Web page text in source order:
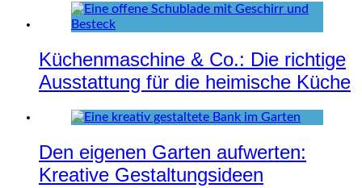
Küchenmaschine & Co.: Die richtige
Ausstattung für die heimische Küche
Den eigenen Garten aufwerten:
Kreative Gestaltungsideen